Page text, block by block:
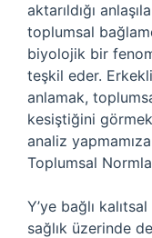
aktarıldığı
toplumsal
biyolojik bir
teşkil eder.
anlamak,
kesiştiğini
analiz
Toplumsal
Y’ye bağlı
sağlık üzerinde